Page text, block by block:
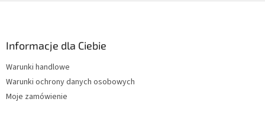
Informacje dla Ciebie
Warunki handlowe
Warunki ochrony danych osobowych
Moje zamówienie